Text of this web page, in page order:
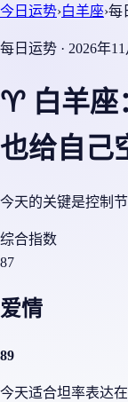
今日运势›白羊座›每
每日运势 · 2026年11
♈ 白羊座
也给自己
今天的关键是控制
综合指数
87
爱情
89
今天适合坦率表达